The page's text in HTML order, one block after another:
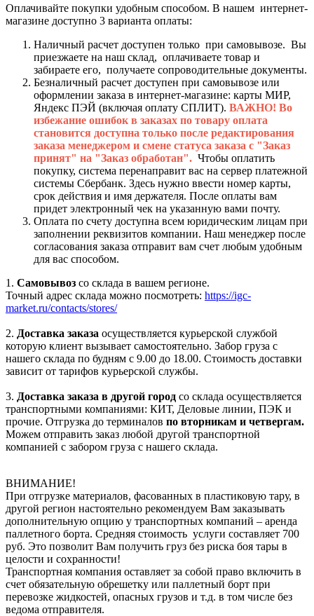
Оплачивайте покупки удобным способом. В нашем интернет-
магазине доступно 3 варианта оплаты:
Наличный расчет доступен только при самовывозе. Вы
приезжаете на наш склад, оплачиваете товар и
забираете его, получаете сопроводительные документы.
Безналичный расчет доступен при самовывозе или
оформлении заказа в интернет-магазине: карты МИР,
Яндекс ПЭЙ (включая оплату СПЛИТ). ВАЖНО! Во
избежание ошибок в заказах по товару оплата
становится доступна только после редактирования
заказа менеджером и смене статуса заказа с "Заказ
принят" на "Заказ обработан". Чтобы оплатить
покупку, система перенаправит вас на сервер платежной
системы Сбербанк. Здесь нужно ввести номер карты,
срок действия и имя держателя. После оплаты вам
придет электронный чек на указанную вами почту.
Оплата по счету доступна всем юридическим лицам при
заполнении реквизитов компании. Наш менеджер после
согласования заказа отправит вам счет любым удобным
для вас способом.
1. Самовывоз со склада в вашем регионе.
Точный адрес склада можно посмотреть: https://igc-
market.ru/contacts/stores/
2. Доставка заказа осуществляется курьерской службой
которую клиент вызывает самостоятельно. Забор груза с
нашего склада по будням с 9.00 до 18.00. Стоимость доставки
зависит от тарифов курьерской службы.
3. Доставка заказа в другой город со склада осуществляется
транспортными компаниями: КИТ, Деловые линии, ПЭК и
прочие. Отгрузка до терминалов по вторникам и четвергам.
Можем отправить заказ любой другой транспортной
компанией с забором груза с нашего склада.
ВНИМАНИЕ!
При отгрузке материалов, фасованных в пластиковую тару, в
другой регион настоятельно рекомендуем Вам заказывать
дополнительную опцию у транспортных компаний – аренда
паллетного борта. Средняя стоимость услуги составляет 700
руб. Это позволит Вам получить груз без риска боя тары в
целости и сохранности!
Транспортная компания оставляет за собой право включить в
счет обязательную обрешетку или паллетный борт при
перевозке жидкостей, опасных грузов и т.д. в том числе без
ведома отправителя.